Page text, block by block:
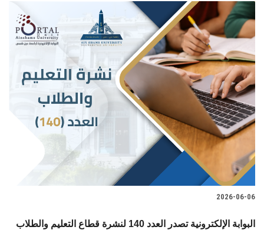
2026-06-06
البوابة الإلكترونية تصدر العدد 140 لنشرة قطاع التعليم والطلاب